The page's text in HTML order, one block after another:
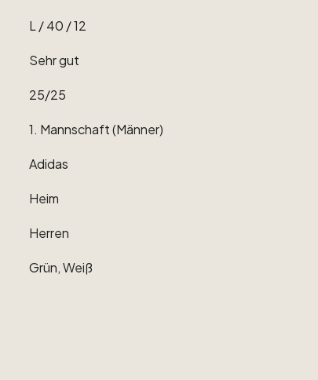
L ​/​40 ​/​12
Sehrgut
25​/​25
1. Mannschaft(Männer)
Adidas
Heim
Herren
Grün,Weiß